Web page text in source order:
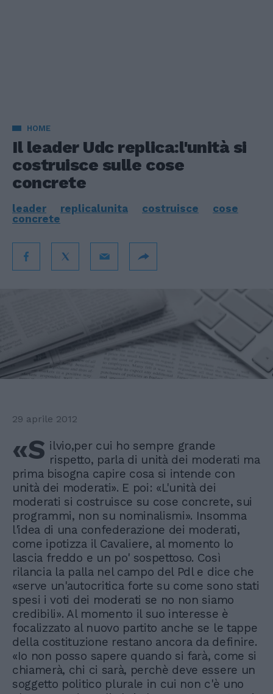
HOME
Il leader Udc replica:l'unità si
costruisce sulle cose
concrete
leader replicalunita costruisce
cose
concrete
29 aprile 2012
«S ilvio,per cui ho sempre grande
rispetto, parla di unità dei moderati ma
prima bisogna capire cosa si intende con
unità dei moderati». E poi: «L'unità dei
moderati si costruisce su cose concrete, sui
programmi, non su nominalismi». Insomma
l'idea di una confederazione dei moderati,
come ipotizza il Cavaliere, al momento lo
lascia freddo e un po' sospettoso. Così
rilancia la palla nel campo del Pdl e dice che
«serve un'autocritica forte su come sono stati
spesi i voti dei moderati se no non siamo
credibili». Al momento il suo interesse è
focalizzato al nuovo partito anche se le tappe
della costituzione restano ancora da definire.
«Io non posso sapere quando si farà, come si
chiamerà, chi ci sarà, perchè deve essere un
soggetto politico plurale in cui non c'è uno